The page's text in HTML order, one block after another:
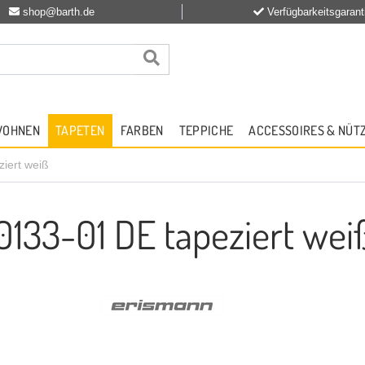
shop@barth.de
TAPETEN FARBEN TEPPICHE ACCESSOIRES &
weiß
01 DE tapeziert